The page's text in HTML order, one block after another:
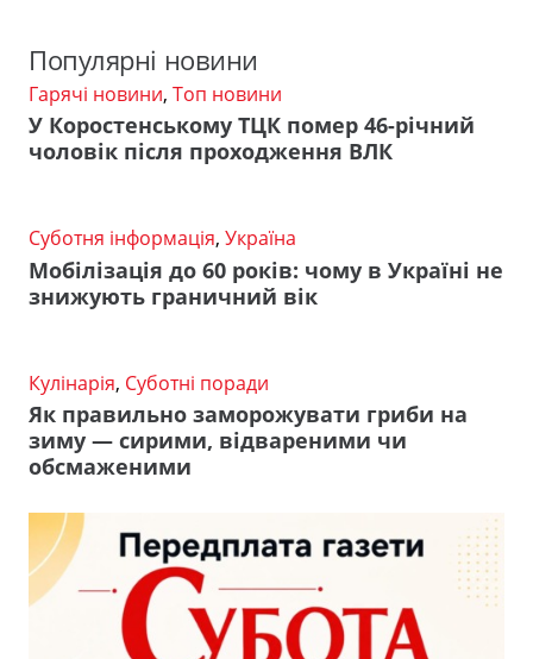
Популярні новини
Гарячі новини, Топ новини
У Коростенському ТЦК помер 46-річний
чоловік після проходження ВЛК
Суботня інформація, Україна
Мобілізація до 60 років: чому в Україні не
знижують граничний вік
Кулінарія, Суботні поради
Як правильно заморожувати гриби на
зиму — сирими, відвареними чи
обсмаженими